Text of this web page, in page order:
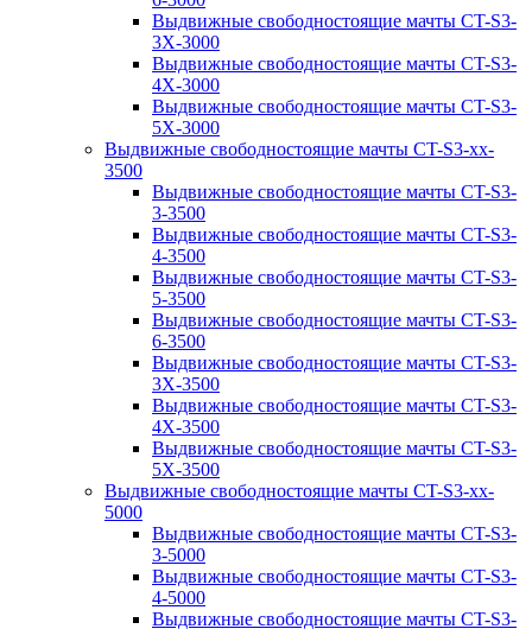
Выдвижные свободностоящие мачты CT-S3-
3X-3000
Выдвижные свободностоящие мачты CT-S3-
4X-3000
Выдвижные свободностоящие мачты CT-S3-
5X-3000
Выдвижные свободностоящие мачты CT-S3-xx-
3500
Выдвижные свободностоящие мачты CT-S3-
3-3500
Выдвижные свободностоящие мачты CT-S3-
4-3500
Выдвижные свободностоящие мачты CT-S3-
5-3500
Выдвижные свободностоящие мачты CT-S3-
6-3500
Выдвижные свободностоящие мачты CT-S3-
3X-3500
Выдвижные свободностоящие мачты CT-S3-
4X-3500
Выдвижные свободностоящие мачты CT-S3-
5X-3500
Выдвижные свободностоящие мачты CT-S3-xx-
5000
Выдвижные свободностоящие мачты CT-S3-
3-5000
Выдвижные свободностоящие мачты CT-S3-
4-5000
Выдвижные свободностоящие мачты CT-S3-